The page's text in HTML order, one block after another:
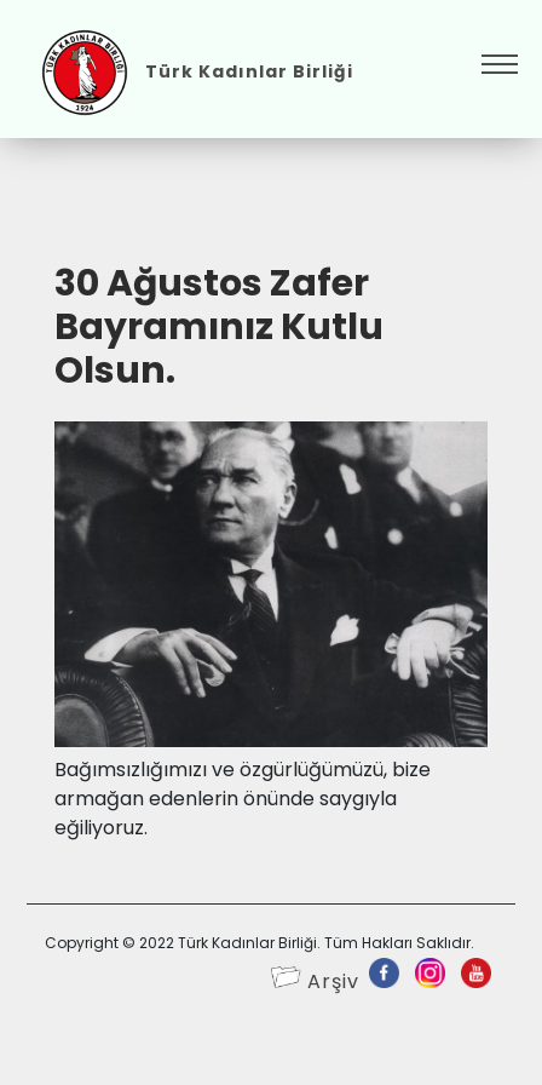
Türk Kadınlar Birliği
30 Ağustos Zafer
Bayramınız Kutlu
Olsun.
Bağımsızlığımızı ve özgürlüğümüzü, bize
armağan edenlerin önünde saygıyla
eğiliyoruz.
Copyright © 2022 Türk Kadınlar Birliği. Tüm Hakları Saklıdır.
Arşiv